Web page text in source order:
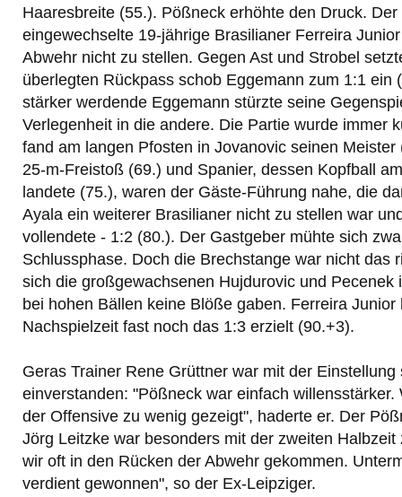
Haaresbreite (55.). Pößneck erhöhte den Druck.
eingewechselte 19-jährige Brasilianer Ferreira
Abwehr nicht zu stellen. Gegen Ast und Strobel
überlegten Rückpass schob Eggemann zum 1:1 ein
stärker werdende Eggemann stürzte seine
Verlegenheit in die andere. Die Partie wurde immer
fand am langen Pfosten in Jovanovic seinen
25-m-Freistoß (69.) und Spanier, dessen Kopfball
landete (75.), waren der Gäste-Führung nahe, die
Ayala ein weiterer Brasilianer nicht zu stellen war
vollendete - 1:2 (80.). Der Gastgeber mühte sich
Schlussphase. Doch die Brechstange war nicht das
sich die großgewachsenen Hujdurovic und Pecenek
bei hohen Bällen keine Blöße gaben. Ferreira Junior
Nachspielzeit fast noch das 1:3 erzielt (90.+3).
Geras Trainer Rene Grüttner war mit der Einstellung
einverstanden: "Pößneck war einfach willensstärker.
der Offensive zu wenig gezeigt", haderte er. Der
Jörg Leitzke war besonders mit der zweiten Halbzeit
wir oft in den Rücken der Abwehr gekommen.
verdient gewonnen", so der Ex-Leipziger.